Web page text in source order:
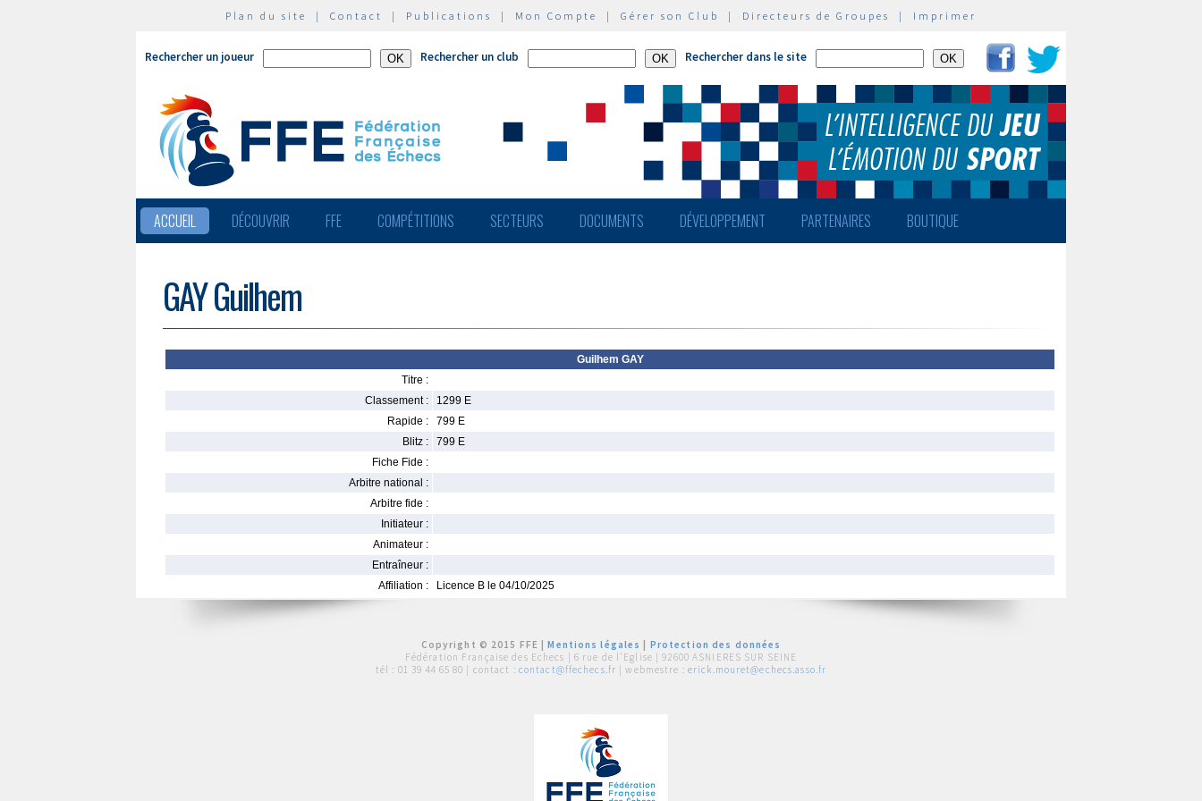
Plan du site | Contact | Publications | Mon Compte | Gérer son Club | Directeurs de Groupes | Imprimer
Rechercher un joueur Rechercher un club Rechercher dans le site
ACCUEIL DÉCOUVRIR FFE COMPÉTITIONS SECTEURS DOCUMENTS DÉVELOPPEMENT PARTENAIRES BOUTIQUE
GAY Guilhem
Guilhem GAY
Titre :
Classement :
1299 E
Rapide :
799 E
Blitz :
799 E
Fiche Fide :
Arbitre national :
Arbitre fide :
Initiateur :
Animateur :
Entraîneur :
Affiliation :
Licence B le 04/10/2025
Copyright © 2015 FFE |Mentions légales
Protection des données
Fédération Française des Echecs | 6 rue de l'Eglise | 92600 ASNIERES SUR SEINE
tél : 01 39 44 65 80 | contact : contact@ffechecs.fr | webmestre : erick.mouret@echecs.asso.fr